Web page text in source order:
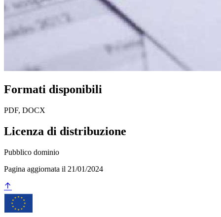
Formati disponibili
PDF, DOCX
Licenza di distribuzione
Pubblico dominio
Pagina aggiornata il 21/01/2024